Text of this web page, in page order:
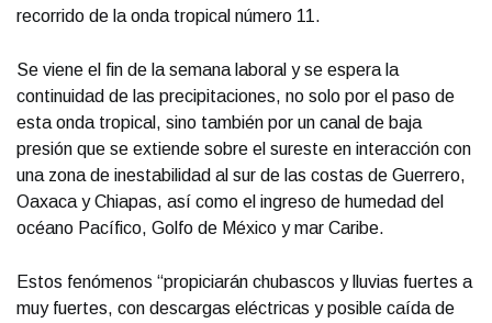
recorrido de la onda tropical número 11.
Se viene el fin de la semana laboral y se espera la
continuidad de las precipitaciones, no solo por el paso de
esta onda tropical, sino también por un canal de baja
presión que se extiende sobre el sureste en interacción con
una zona de inestabilidad al sur de las costas de Guerrero,
Oaxaca y Chiapas, así como el ingreso de humedad del
océano Pacífico, Golfo de México y mar Caribe.
Estos fenómenos “propiciarán chubascos y lluvias fuertes a
muy fuertes, con descargas eléctricas y posible caída de